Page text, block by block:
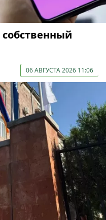
06 АВГУСТА 2026 11:06